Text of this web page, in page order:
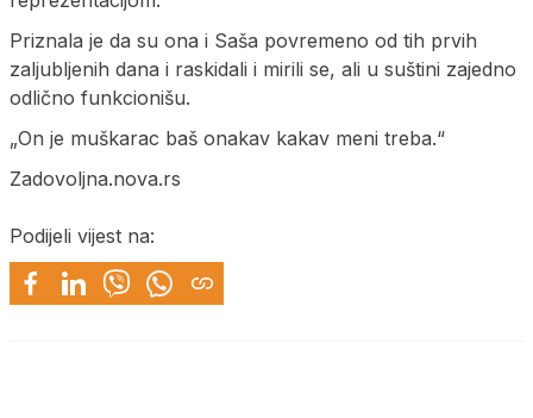
Priznala je da su ona i Saša povremeno od tih prvih
zaljubljenih dana i raskidali i mirili se, ali u suštini zajedno
odlično funkcionišu.
„On je muškarac baš onakav kakav meni treba.“
Zadovoljna.nova.rs
Podijeli vijest na: